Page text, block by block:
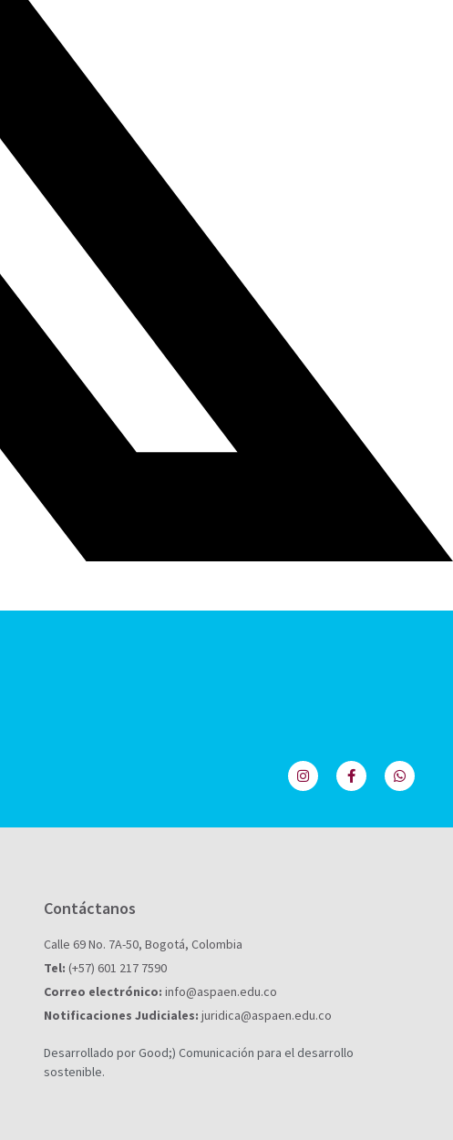
Contáctanos
Calle 69 No. 7A-50, Bogotá, Colombia
Tel: (+57) 601 217 7590
Correo electrónico: info@aspaen.edu.co
Notificaciones Judiciales: juridica@aspaen.edu.co
Desarrollado por Good;) Comunicación para el desarrollo
sostenible.